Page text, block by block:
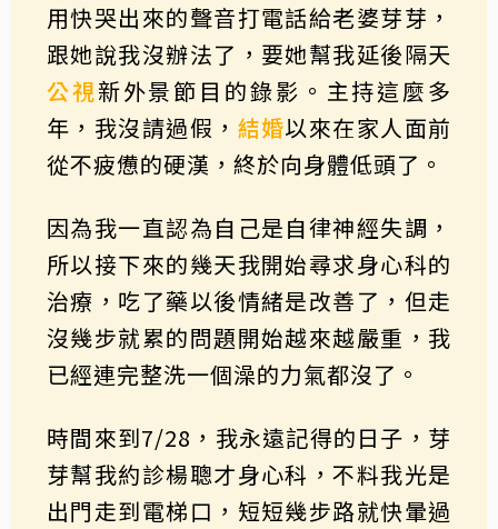
用快哭出來的聲音打電話給老婆芽芽，
跟她說我沒辦法了，要她幫我延後隔天
公視新外景節目的錄影。主持這麼多
年，我沒請過假， 結婚以來在家人面前
從不疲憊的硬漢，終於向身體低頭了。
因為我一直認為自己是自律神經失調，
所以接下來的幾天我開始尋求身心科的
治療，吃了藥以後情緒是改善了，但走
沒幾步就累的問題開始越來越嚴重，我
已經連完整洗一個澡的力氣都沒了。
時間來到7/28，我永遠記得的日子，芽
芽幫我約診楊聰才身心科，不料我光是
出門走到電梯口，短短幾步路就快暈過